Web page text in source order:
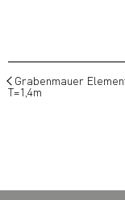
Grabenmauer
T=1,4m